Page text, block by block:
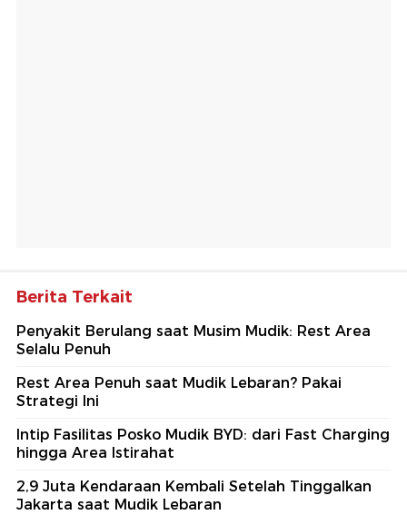
Berita Terkait
Penyakit Berulang saat Musim Mudik: Rest Area
Selalu Penuh
Rest Area Penuh saat Mudik Lebaran? Pakai
Strategi Ini
Intip Fasilitas Posko Mudik BYD: dari Fast Charging
hingga Area Istirahat
2,9 Juta Kendaraan Kembali Setelah Tinggalkan
Jakarta saat Mudik Lebaran